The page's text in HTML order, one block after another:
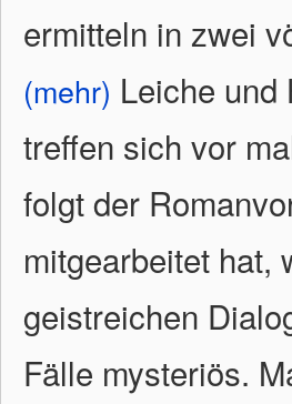
ermitteln in zwei
(mehr) Leiche und
treffen sich vor
folgt der
mitgearbeitet hat,
geistreichen
Fälle mysteriös.